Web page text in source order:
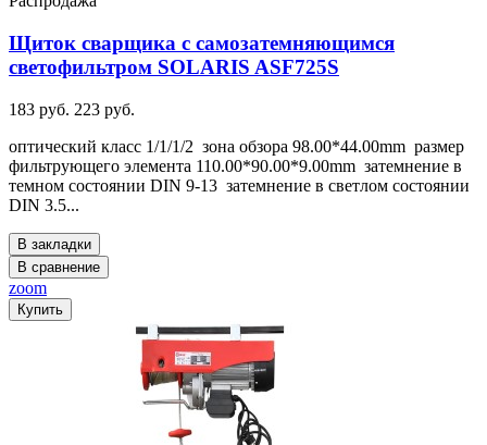
Щиток сварщика с самозатемняющимся
светофильтром SOLARIS ASF725S
183 руб. 223 руб.
оптический класс 1/1/1/2 зона обзора 98.00*44.00mm размер
фильтрующего элемента 110.00*90.00*9.00mm затемнение в
темном состоянии DIN 9-13 затемнение в светлом состоянии
DIN 3.5...
В закладки
В сравнение
zoom
Купить